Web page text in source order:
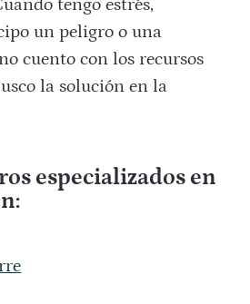
tengo estrés,
un peligro o una
cuento con los recursos
la solución en la
especializados en